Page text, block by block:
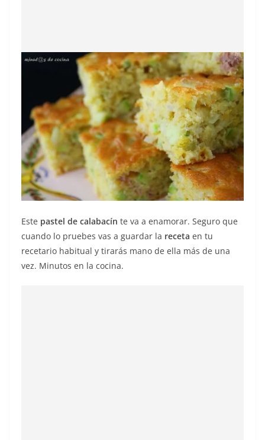
Este pastel de calabacín te va a enamorar. Seguro que
cuando lo pruebes vas a guardar la receta en tu
recetario habitual y tirarás mano de ella más de una
vez. Minutos en la cocina.